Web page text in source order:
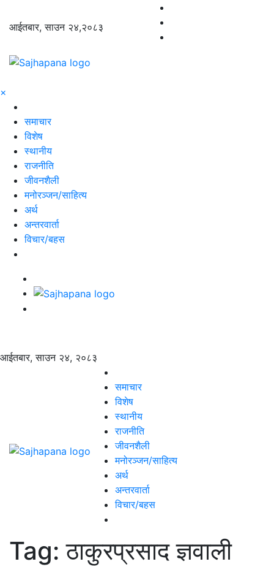
आईतबार, साउन २४,२०८३
×
समाचार
विशेष
स्थानीय
राजनीति
जीवनशैली
मनोरञ्जन/साहित्य
अर्थ
अन्तरवार्ता
विचार/बहस
आईतबार, साउन २४, २०८३
समाचार
विशेष
स्थानीय
राजनीति
जीवनशैली
मनोरञ्जन/साहित्य
अर्थ
अन्तरवार्ता
विचार/बहस
Tag:ठाकुरप्रसाद ज्ञवाली